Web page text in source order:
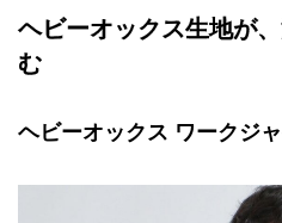
ヘビーオックス生地が
む
ヘビーオックス ワークジ